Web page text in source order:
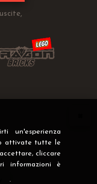
un'esperienza
attivate tutte le
cliccare
informazioni è
.